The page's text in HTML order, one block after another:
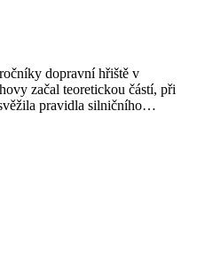
dopravní hřiště v
začal teoretickou částí, při
pravidla silničního…